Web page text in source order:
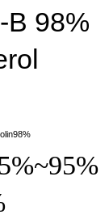
B 98%